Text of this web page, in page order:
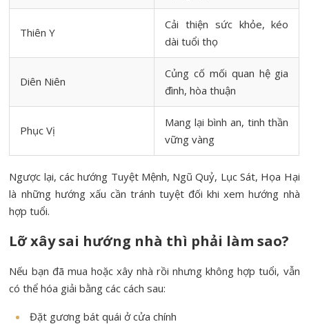
Thiên Y
Cải thiện sức khỏe, kéo
dài tuổi thọ
Diên Niên
Củng cố mối quan hệ gia
đình, hòa thuận
Phục Vị
Mang lại bình an, tinh thần
vững vàng
Ngược lại, các hướng Tuyệt Mệnh, Ngũ Quỷ, Lục Sát, Họa Hại
là những hướng xấu cần tránh tuyệt đối khi xem hướng nhà
hợp tuổi.
Lỡ xây sai hướng nhà thì phải làm sao?
Nếu bạn đã mua hoặc xây nhà rồi nhưng không hợp tuổi, vẫn
có thể hóa giải bằng các cách sau:
Đặt gương bát quái ở cửa chính